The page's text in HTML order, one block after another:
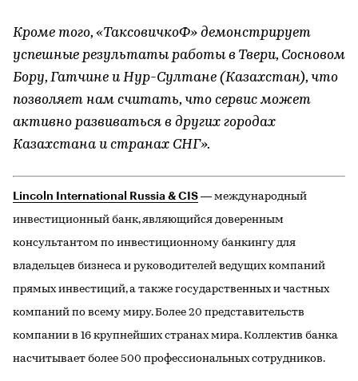
Кроме того, «ТаксовичкоФ» демонстрирует
успешные результаты работы в Твери, Сосновом
Бору, Гатчине и Нур-Султане (Казахстан), что
позволяет нам считать, что сервис может
активно развиваться в других городах
Казахстана и странах СНГ».
Lincoln International Russia & CIS — международный
инвестиционный банк, являющийся доверенным
консультантом по инвестиционному банкингу для
владельцев бизнеса и руководителей ведущих компаний
прямых инвестиций, а также государственных и частных
компаний по всему миру. Более 20 представительств
компании в 16 крупнейших странах мира. Коллектив банка
насчитывает более 500 профессиональных сотрудников.